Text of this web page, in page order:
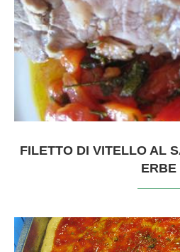
FILETTO DI VITELLO AL
ERBE